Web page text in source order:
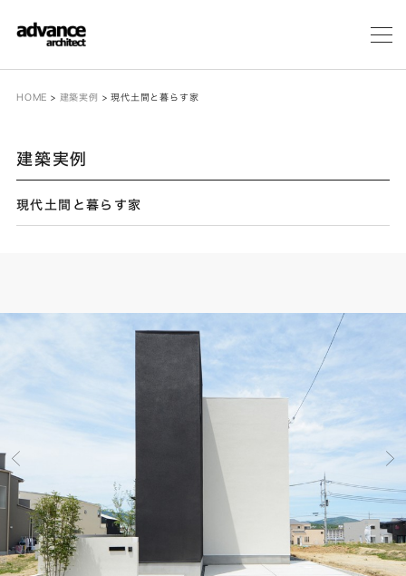
メ
HOME > 建築実例 >現代土間と暮らす家
建築実例
現代土間と暮らす家